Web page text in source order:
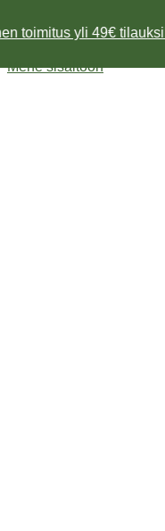
toimitus yli 49€
Mene sisältöön